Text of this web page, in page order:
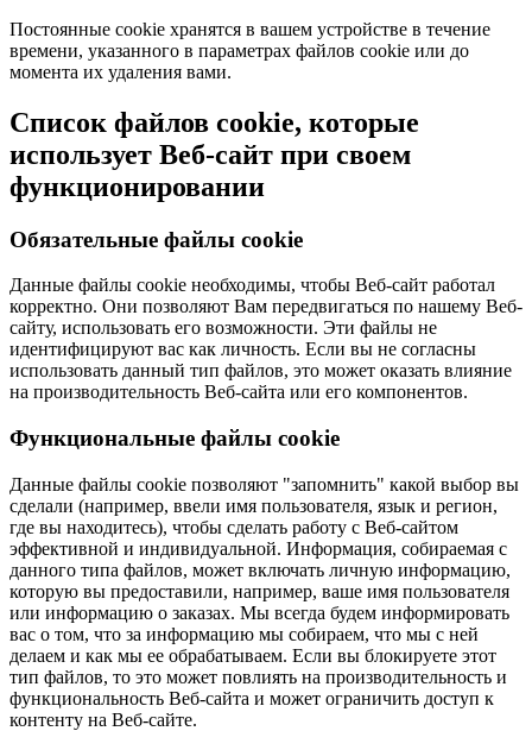
Постоянные cookie хранятся в вашем устройстве в течение
времени, указанного в параметрах файлов cookie или до
момента их удаления вами.
Список файлов cookie, которые
использует Веб-сайт при своем
функционировании
Обязательные файлы cookie
Данные файлы cookie необходимы, чтобы Веб-сайт работал
корректно. Они позволяют Вам передвигаться по нашему Веб-
сайту, использовать его возможности. Эти файлы не
идентифицируют вас как личность. Если вы не согласны
использовать данный тип файлов, это может оказать влияние
на производительность Веб-сайта или его компонентов.
Функциональные файлы cookie
Данные файлы cookie позволяют "запомнить" какой выбор вы
сделали (например, ввели имя пользователя, язык и регион,
где вы находитесь), чтобы сделать работу с Веб-сайтом
эффективной и индивидуальной. Информация, собираемая с
данного типа файлов, может включать личную информацию,
которую вы предоставили, например, ваше имя пользователя
или информацию о заказах. Мы всегда будем информировать
вас о том, что за информацию мы собираем, что мы с ней
делаем и как мы ее обрабатываем. Если вы блокируете этот
тип файлов, то это может повлиять на производительность и
функциональность Веб-сайта и может ограничить доступ к
контенту на Веб-сайте.